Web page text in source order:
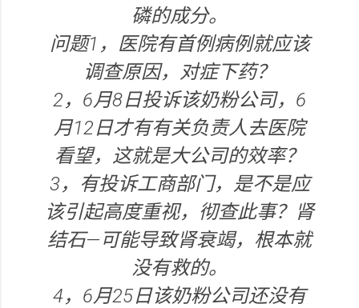
磷的成分。
问题1，医院有首例病例就应该
调查原因，对症下药？
2，6月8日投诉该奶粉公司，6
月12日才有有关负责人去医院
看望，这就是大公司的效率？
3，有投诉工商部门，是不是应
该引起高度重视，彻查此事？肾
结石—可能导致肾衰竭，根本就
没有救的。
4，6月25日该奶粉公司还没有